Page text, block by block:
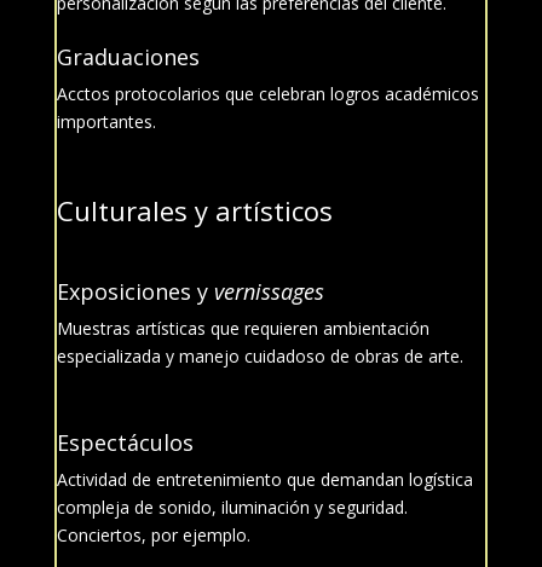
Graduaciones
Acctos protocolarios que celebran logros académicos
importantes.
Culturales y artísticos
Exposiciones y vernissages
Muestras artísticas que requieren ambientación
especializada y manejo cuidadoso de obras de arte.
Espectáculos
Actividad de entretenimiento que demandan logística
compleja de sonido, iluminación y seguridad.
Conciertos, por ejemplo.